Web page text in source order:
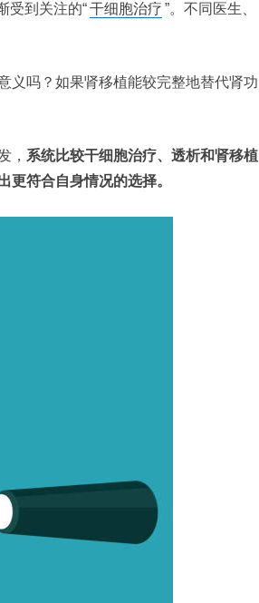
受到关注的“干细胞治疗 ”。不同医生、
义吗？如果肾移植能较完整地替代肾功
， 系统比较干细胞治疗、透析和肾移植
更符合自身情况的选择。